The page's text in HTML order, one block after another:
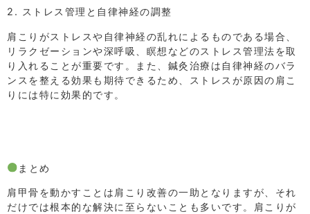
2. ストレス管理と自律神経の調整
肩こりがストレスや自律神経の乱れによるものである場合、
リラクゼーションや深呼吸、瞑想などのストレス管理法を取
り入れることが重要です。また、鍼灸治療は自律神経のバラ
ンスを整える効果も期待できるため、ストレスが原因の肩こ
りには特に効果的です。
まとめ
肩甲骨を動かすことは肩こり改善の一助となりますが、それ
だけでは根本的な解決に至らないことも多いです。肩こりが